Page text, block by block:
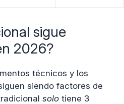
sigue
2026?
técnicos y los
siendo factores de
solo tiene 3